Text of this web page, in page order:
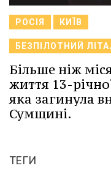
РОСІЯ КИЇВ
БЕЗПІЛОТНИЙ
Більше ніж
життя 13-
яка загинула
Сумщині.
ТЕГИ